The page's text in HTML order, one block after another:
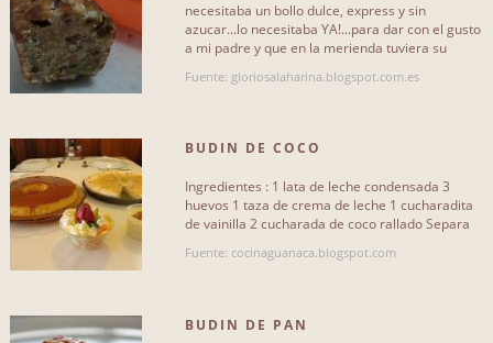
PΑGINAS Y; BLOGS
mis-recetas
mundoreceta
recetasdecocina 26
cocinaguanaca 5
anabel-unpocodetodo
necesitaba un bollo dulce, express y sin
azucar...lo necesitaba YA!...para dar con el gusto
a mi padre y que en la merienda tuviera su
Fuente: gloriosalaharina.blogspot.com.es
BUDIN DE COCO
Ingredientes : 1 lata de leche condensada 3
huevos 1 taza de crema de leche 1 cucharadita
de vainilla 2 cucharada de coco rallado Separa
Fuente: cocinaguanaca.blogspot.com
BUDIN DE PAN